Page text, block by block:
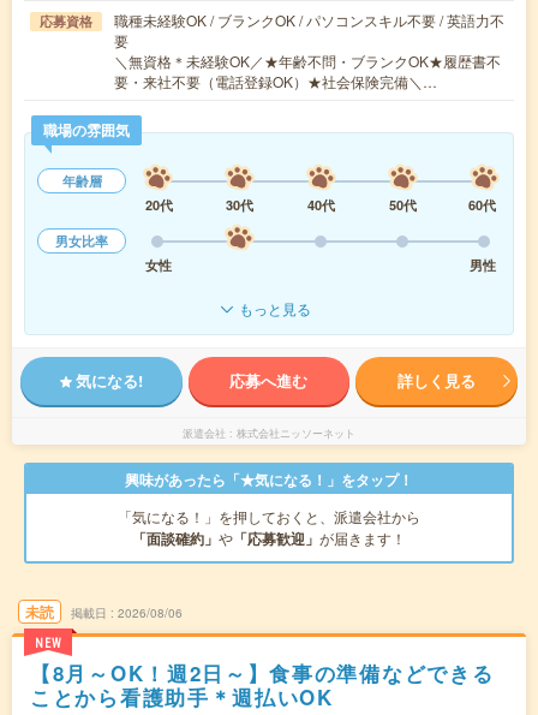
応募資格
職種未経験OK / ブランクOK / パソコンスキル不要 / 英語力不
要
＼無資格＊未経験OK／★年齢不問・ブランクOK★履歴書不
要・来社不要（電話登録OK）★社会保険完備＼…
職場の雰囲気
年齢層
20代
30代 40代 50代
60代
男女比率
女性
男性
もっと見る
気になる! 応募へ進む 詳しく見る
派遣会社 株式会社ニッソーネット
興味があったら「★気になる！」をタップ！
「気になる！」を押しておくと、派遣会社から
「面談確約」 や 「応募歓迎」 が届きます！
未読
NEW
掲載日 2026/08/06
【8月～OK！週2日～】食事の準備などできる
ことから看護助手＊週払いOK